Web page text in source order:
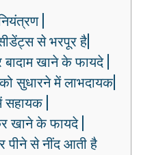
|
से भरपूर है|
खाने के फायदे |
सुधारने में लाभदायक|
सहायक |
खाने के फायदे |
से नींद आती है